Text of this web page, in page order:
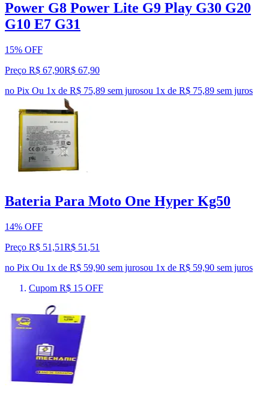
Power G8 Power Lite G9 Play G30 G20
G10 E7 G31
15% OFF
Preço R$ 67,90R$ 67,90
no Pix Ou 1x de R$ 75,89 sem jurosou 1x de R$ 75,89 sem juros
Bateria Para Moto One Hyper Kg50
14% OFF
Preço R$ 51,51R$ 51 ,51
no Pix Ou 1x de R$ 59,90 sem jurosou 1x de R$ 59,90 sem juros
Cupom R$ 15 OFF